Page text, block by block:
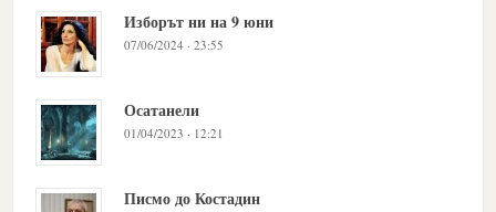
Изборът ни на 9 юни
07/06/2024 · 23:55
Осатанели
01/04/2023 · 12:21
Писмо до Костадин